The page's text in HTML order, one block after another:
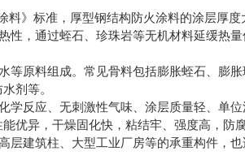
》标准，厚型钢结构防火涂料的涂层厚度
性，通过蛭石、珍珠岩等无机材料延缓热
原料组成。常见骨料包括膨胀蛭石、膨胀
剂等。
反应、无刺激性气味、涂层质量轻、单位
优异，干燥固化快，粘结牢、强度高，防腐
层建筑柱、大型工业厂房等的承重构件，